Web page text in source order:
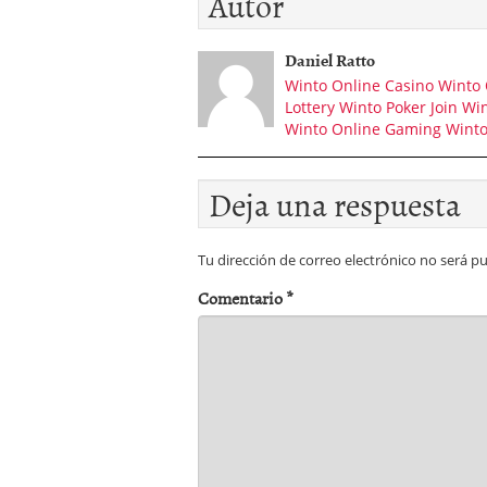
Daniel Ratto
Winto Online Casino Winto
Lottery Winto Poker Join
Winto Online Gaming
Deja una respuesta
Tu dirección de correo electrónico no será
Comentario*